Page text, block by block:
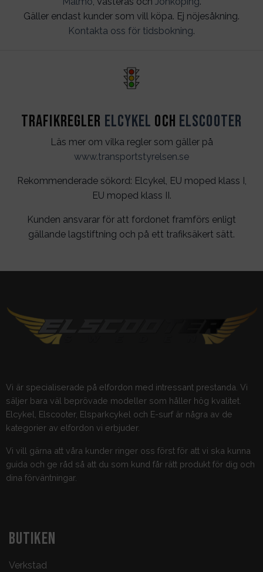
Gäller endast kunder som vill köpa. Ej nöjesåkning.
Kontakta oss för tidsbokning.
Trafikregler Elcykel och Elscooter
Läs mer om vilka regler som gäller på
www.transportstyrelsen.se
Rekommenderade sökord: Elcykel, EU moped klass I,
EU moped klass II.
Kunden ansvarar för att fordonet framförs enligt
gällande lagstiftning och på ett trafiksäkert sätt.
Vi är specialiserade på elfordon med intressant prestanda. Vi
säljer bara väl beprövade modeller som håller hög kvalitet.
Elcykel, Elscooter, Elsparkcykel och E-surf är några av de
kategorier av elfordon vi erbjuder.
Vi vill gärna att våra kunder ringer oss först för att vi ska kunna
guida och ge råd så att du som kund får rätt produkt för dig och
dina förväntningar.
BUTIKEN
Verkstad